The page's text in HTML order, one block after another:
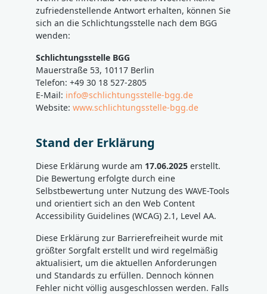
zufriedenstellende Antwort erhalten, können Sie
sich an die Schlichtungsstelle nach dem BGG
wenden:
Schlichtungsstelle BGG
Mauerstraße 53, 10117 Berlin
Telefon: +49 30 18 527-2805
E-Mail: info@schlichtungsstelle-bgg.de
Website: www.schlichtungsstelle-bgg.de
Stand der Erklärung
Diese Erklärung wurde am 17.06.2025 erstellt.
Die Bewertung erfolgte durch eine
Selbstbewertung unter Nutzung des WAVE-Tools
und orientiert sich an den Web Content
Accessibility Guidelines (WCAG) 2.1, Level AA.
Diese Erklärung zur Barrierefreiheit wurde mit
größter Sorgfalt erstellt und wird regelmäßig
aktualisiert, um die aktuellen Anforderungen
und Standards zu erfüllen. Dennoch können
Fehler nicht völlig ausgeschlossen werden. Falls